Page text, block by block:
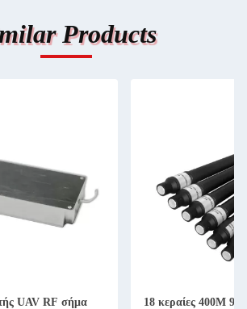
Products
UAV RF σήμα
18 κεραίες 400M